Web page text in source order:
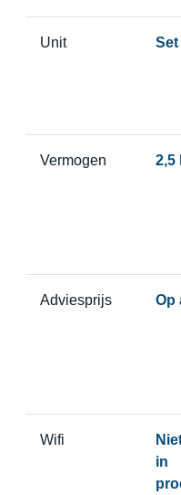
Unit Set
Vermogen 2,5
Adviesprijs Op
Wifi
in